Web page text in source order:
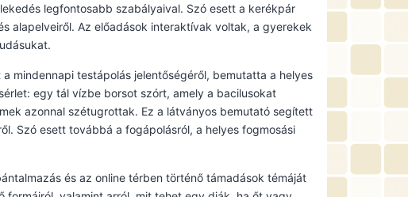
legfontosabb szabályaival. Szó esett a kerékpár
alapelveiről. Az előadások interaktívak voltak, a gyerekek
mindennapi testápolás jelentőségéről, bemutatta a helyes
egy tál vízbe borsot szórt, amely a bacilusokat
azonnal szétugrottak. Ez a látványos bemutató segített
Szó esett továbbá a fogápolásról, a helyes fogmosási
és az online térben történő támadások témáját